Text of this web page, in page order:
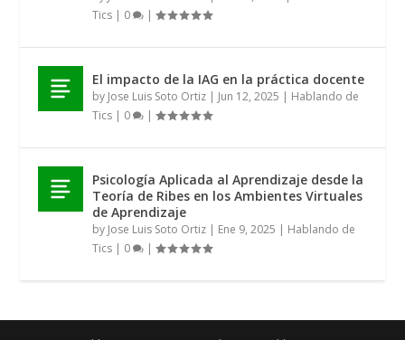
Tics
0 |
El impacto de la IAG en la práctica docente
by Jose Luis Soto Ortiz Jun 12, 2025
Hablando de
Tics
0 |
Psicología Aplicada al Aprendizaje desde la
Teoría de Ribes en los Ambientes Virtuales
de Aprendizaje
by Jose Luis Soto Ortiz Ene 9, 2025
Hablando de
Tics
0 |